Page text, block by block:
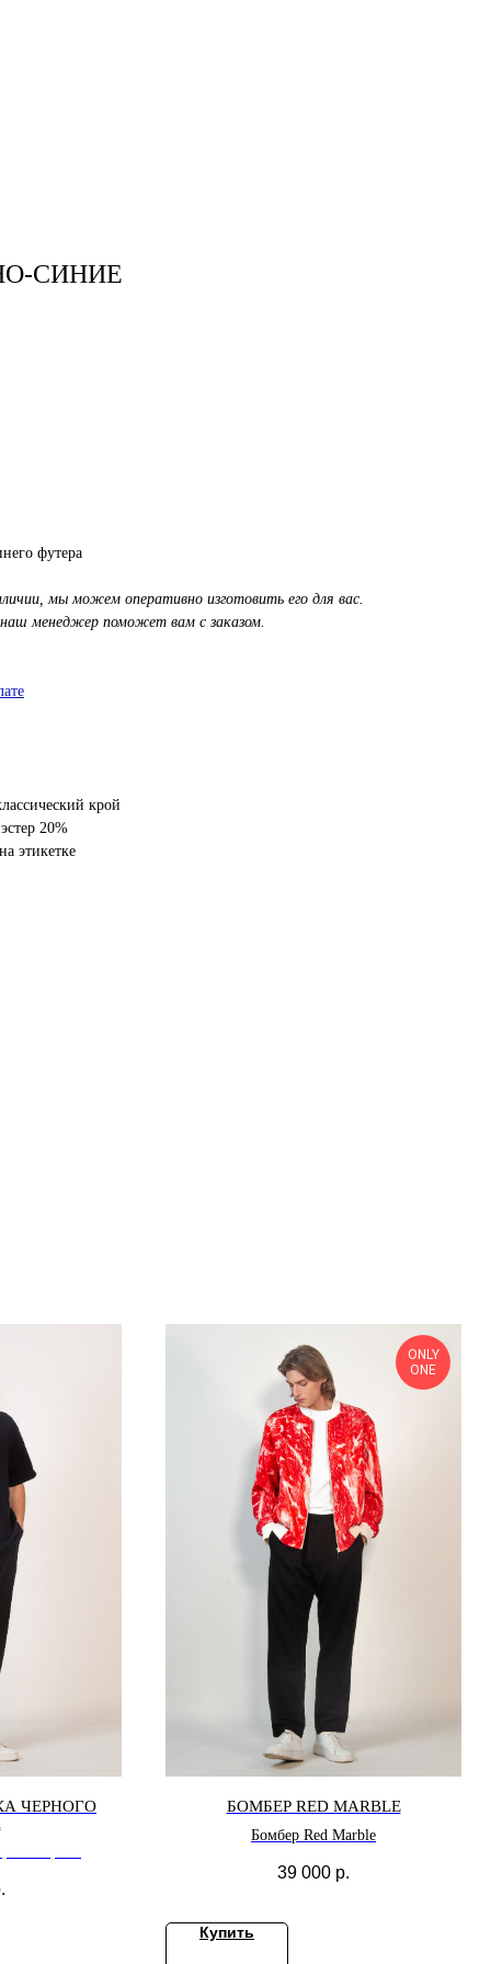
СИНИЕ
футера
мы можем оперативно изготовить его для вас.
менеджер поможет вам с заказом.
крой
20%
этикетке
ЧЕРНОГО
ONLY
ONE
БОМБЕР RED MARBLE
Бомбер Red Marble
39 000 р.
Купить